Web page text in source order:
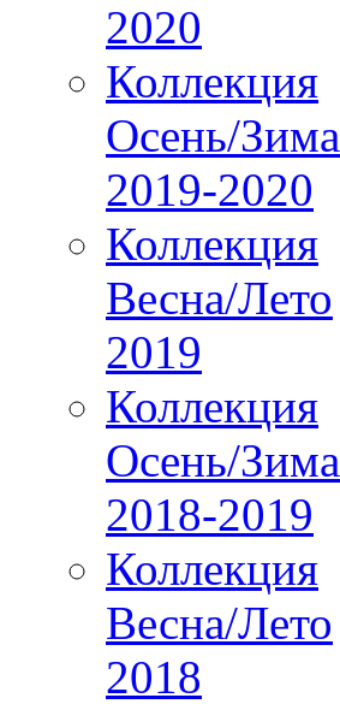
2020
Коллекция
Осень/Зима
2019-2020
Коллекция
Весна/Лето
2019
Коллекция
Осень/Зима
2018-2019
Коллекция
Весна/Лето
2018